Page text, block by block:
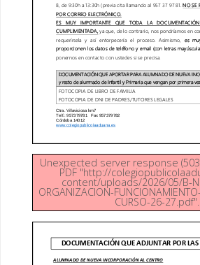
Unexpected server response
PDF "http://
content/uploads/2026/05/B-
ORGANIZACION-
CURSO-26-27.pdf".